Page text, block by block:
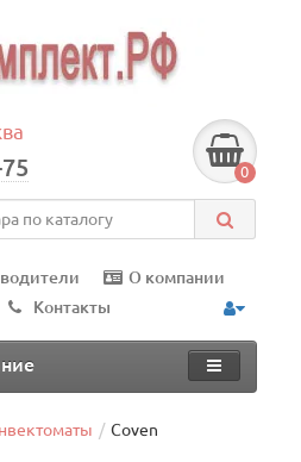
0
О компании
Контакты
Coven